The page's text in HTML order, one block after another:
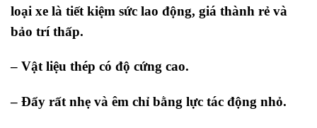
loại xe là tiết kiệm sức lao động, giá thành rẻ và
bảo trí thấp.
– Vật liệu thép có độ cứng cao.
– Đẩy rất nhẹ và êm chỉ bằng lực tác động nhỏ.